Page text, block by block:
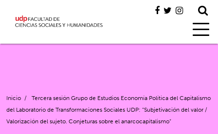
Inicio /
Tercera sesión Grupo de Estudios Economía Política del Capitalismo
del Laboratorio de Transformaciones Sociales UDP: “Subjetivación del valor /
Valorización del sujeto. Conjeturas sobre el anarcocapitalismo”